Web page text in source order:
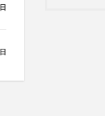
日
日